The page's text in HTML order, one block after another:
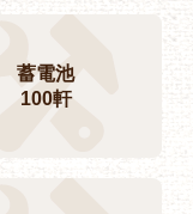
蓄電池
100軒